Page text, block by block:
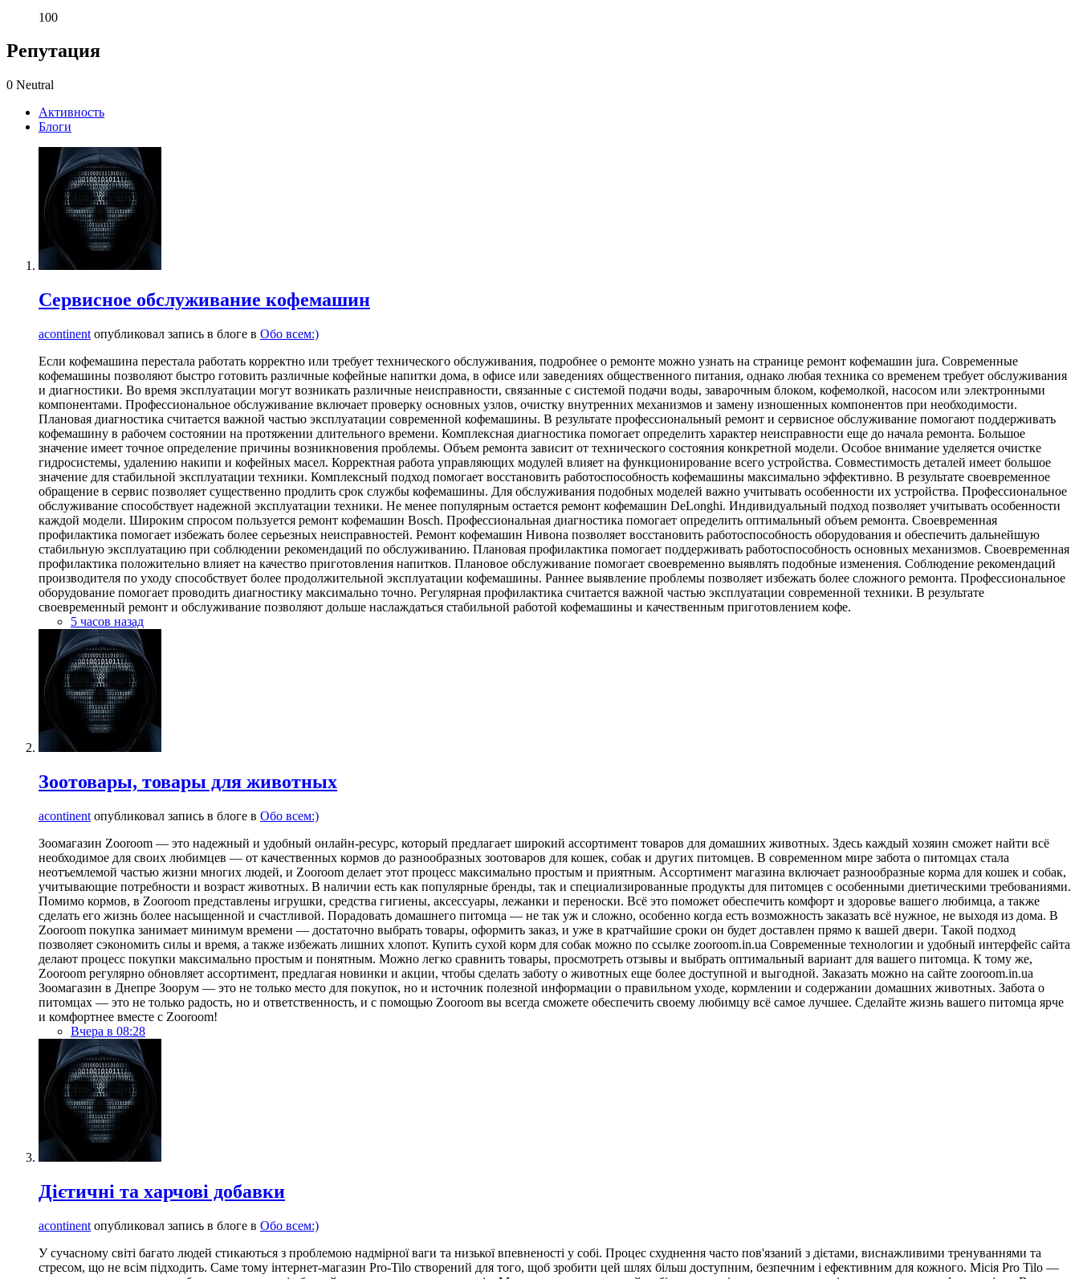
100
Репутация
0 Neutral
Активность
Блоги
Сервисное обслуживание кофемашин
acontinent опубликовал запись в блоге в Обо всем:)
Если кофемашина перестала работать корректно или требует технического обслуживания, подробнее о ремонте можно узнать на странице ремонт кофемашин jura. Современные
кофемашины позволяют быстро готовить различные кофейные напитки дома, в офисе или заведениях общественного питания, однако любая техника со временем требует обслуживания
и диагностики. Во время эксплуатации могут возникать различные неисправности, связанные с системой подачи воды, заварочным блоком, кофемолкой, насосом или электронными
компонентами. Профессиональное обслуживание включает проверку основных узлов, очистку внутренних механизмов и замену изношенных компонентов при необходимости.
Плановая диагностика считается важной частью эксплуатации современной кофемашины. В результате профессиональный ремонт и сервисное обслуживание помогают поддерживать
кофемашину в рабочем состоянии на протяжении длительного времени. Комплексная диагностика помогает определить характер неисправности еще до начала ремонта. Большое
значение имеет точное определение причины возникновения проблемы. Объем ремонта зависит от технического состояния конкретной модели. Особое внимание уделяется очистке
гидросистемы, удалению накипи и кофейных масел. Корректная работа управляющих модулей влияет на функционирование всего устройства. Совместимость деталей имеет большое
значение для стабильной эксплуатации техники. Комплексный подход помогает восстановить работоспособность кофемашины максимально эффективно. В результате своевременное
обращение в сервис позволяет существенно продлить срок службы кофемашины. Для обслуживания подобных моделей важно учитывать особенности их устройства. Профессиональное
обслуживание способствует надежной эксплуатации техники. Не менее популярным остается ремонт кофемашин DeLonghi. Индивидуальный подход позволяет учитывать особенности
каждой модели. Широким спросом пользуется ремонт кофемашин Bosch. Профессиональная диагностика помогает определить оптимальный объем ремонта. Своевременная
профилактика помогает избежать более серьезных неисправностей. Ремонт кофемашин Нивона позволяет восстановить работоспособность оборудования и обеспечить дальнейшую
стабильную эксплуатацию при соблюдении рекомендаций по обслуживанию. Плановая профилактика помогает поддерживать работоспособность основных механизмов. Своевременная
профилактика положительно влияет на качество приготовления напитков. Плановое обслуживание помогает своевременно выявлять подобные изменения. Соблюдение рекомендаций
производителя по уходу способствует более продолжительной эксплуатации кофемашины. Раннее выявление проблемы позволяет избежать более сложного ремонта. Профессиональное
оборудование помогает проводить диагностику максимально точно. Регулярная профилактика считается важной частью эксплуатации современной техники. В результате
своевременный ремонт и обслуживание позволяют дольше наслаждаться стабильной работой кофемашины и качественным приготовлением кофе.
5 часов назад
Зоотовары, товары для животных
acontinent опубликовал запись в блоге в Обо всем:)
Зоомагазин Zooroom — это надежный и удобный онлайн-ресурс, который предлагает широкий ассортимент товаров для домашних животных. Здесь каждый хозяин сможет найти всё
необходимое для своих любимцев — от качественных кормов до разнообразных зоотоваров для кошек, собак и других питомцев. В современном мире забота о питомцах стала
неотъемлемой частью жизни многих людей, и Zooroom делает этот процесс максимально простым и приятным. Ассортимент магазина включает разнообразные корма для кошек и собак,
учитывающие потребности и возраст животных. В наличии есть как популярные бренды, так и специализированные продукты для питомцев с особенными диетическими требованиями.
Помимо кормов, в Zooroom представлены игрушки, средства гигиены, аксессуары, лежанки и переноски. Всё это поможет обеспечить комфорт и здоровье вашего любимца, а также
сделать его жизнь более насыщенной и счастливой. Порадовать домашнего питомца — не так уж и сложно, особенно когда есть возможность заказать всё нужное, не выходя из дома. В
Zooroom покупка занимает минимум времени — достаточно выбрать товары, оформить заказ, и уже в кратчайшие сроки он будет доставлен прямо к вашей двери. Такой подход
позволяет сэкономить силы и время, а также избежать лишних хлопот. Купить сухой корм для собак можно по ссылке zooroom.in.ua Современные технологии и удобный интерфейс сайта
делают процесс покупки максимально простым и понятным. Можно легко сравнить товары, просмотреть отзывы и выбрать оптимальный вариант для вашего питомца. К тому же,
Zooroom регулярно обновляет ассортимент, предлагая новинки и акции, чтобы сделать заботу о животных еще более доступной и выгодной. Заказать можно на сайте zooroom.in.ua
Зоомагазин в Днепре Зоорум — это не только место для покупок, но и источник полезной информации о правильном уходе, кормлении и содержании домашних животных. Забота о
питомцах — это не только радость, но и ответственность, и с помощью Zooroom вы всегда сможете обеспечить своему любимцу всё самое лучшее. Сделайте жизнь вашего питомца ярче
и комфортнее вместе с Zooroom!
Вчера в 08:28
Дієтичні та харчові добавки
acontinent опубликовал запись в блоге в Обо всем:)
У сучасному світі багато людей стикаються з проблемою надмірної ваги та низької впевненості у собі. Процес схуднення часто пов'язаний з дієтами, виснажливими тренуваннями та
стресом, що не всім підходить. Саме тому інтернет-магазин Pro-Tilo створений для того, щоб зробити цей шлях більш доступним, безпечним і ефективним для кожного. Місія Pro Tilo —